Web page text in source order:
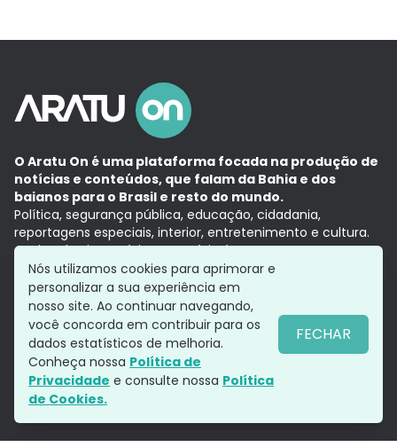
O Aratu On é uma plataforma focada na produção de
notícias e conteúdos, que falam da Bahia e dos
baianos para o Brasil e resto do mundo.
Política, segurança pública, educação, cidadania,
reportagens especiais, interior, entretenimento e cultura.
Aqui, tudo vira notícia e a notícia é no tempo presente,
com a credibilidade do Grupo Aratu.
Grupo Aratu
Política de privacidade
Siga-nos
Nós utilizamos cookies para aprimorar e
personalizar a sua experiência em
nosso site. Ao continuar navegando,
você concorda em contribuir para os
dados estatísticos de melhoria.
Conheça nossa Política de
Privacidade e consulte nossa Política
de Cookies.
FECHAR